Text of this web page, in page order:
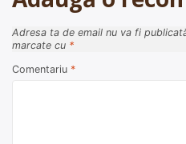
Adresa ta de email nu va fi
marcate cu *
Comentariu *